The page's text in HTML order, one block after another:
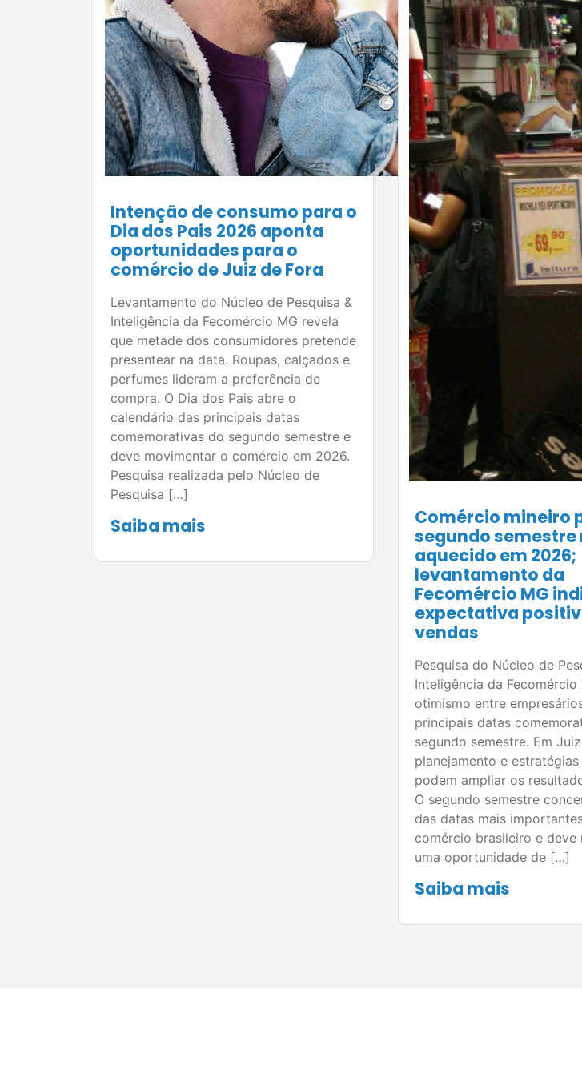
Intenção de consumo para o
Dia dos Pais 2026 aponta
oportunidades para o
comércio de Juiz de Fora
Levantamento do Núcleo de Pesquisa &
Inteligência da Fecomércio MG revela
que metade dos consumidores pretende
presentear na data. Roupas, calçados e
perfumes lideram a preferência de
compra. O Dia dos Pais abre o
calendário das principais datas
comemorativas do segundo semestre e
deve movimentar o comércio em 2026.
Pesquisa realizada pelo Núcleo de
Pesquisa […]
Saiba mais
Comércio mineiro
segundo semestre
aquecido em 2026;
levantamento da
Fecomércio MG
expectativa
vendas
Pesquisa do Núcleo de
Inteligência da Fecomércio
otimismo entre
principais datas
segundo semestre. Em
planejamento e
podem ampliar os
O segundo semestre
das datas mais
comércio brasileiro e deve
uma oportunidade de […]
Saiba mais